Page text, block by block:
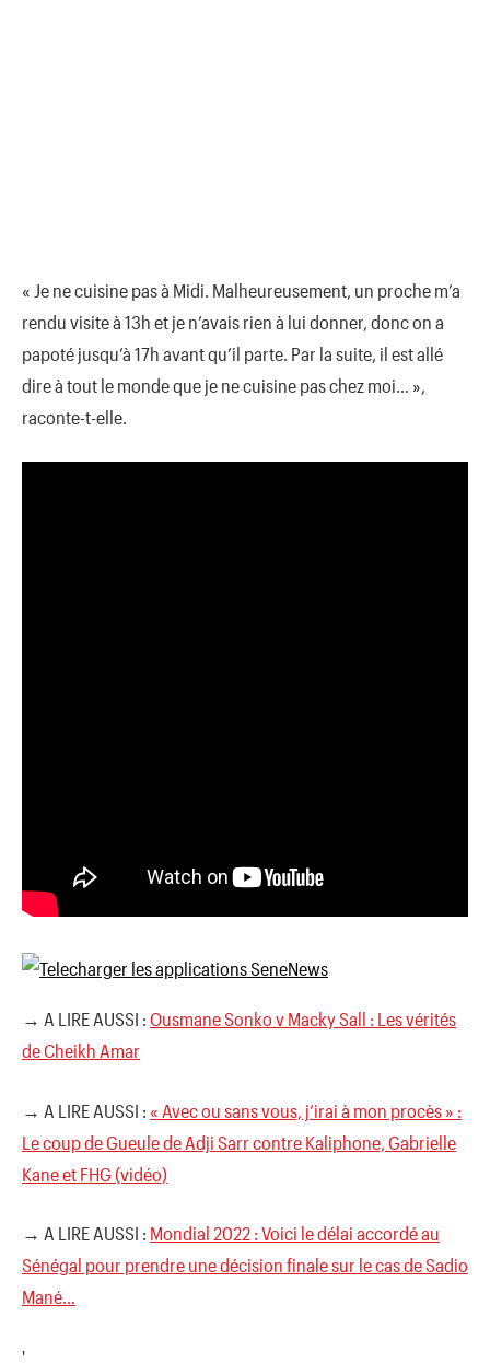
« Je ne cuisine pas à Midi. Malheureusement, un proche m’a
rendu visite à 13h et je n’avais rien à lui donner, donc on a
papoté jusqu’à 17h avant qu’il parte. Par la suite, il est allé
dire à tout le monde que je ne cuisine pas chez moi… »,
raconte-t-elle.
→ A LIRE AUSSI : Ousmane Sonko v Macky Sall : Les vérités
de Cheikh Amar
→ A LIRE AUSSI : « Avec ou sans vous, j’irai à mon procès » :
Le coup de Gueule de Adji Sarr contre Kaliphone, Gabrielle
Kane et FHG (vidéo)
→ A LIRE AUSSI : Mondial 2022 : Voici le délai accordé au
Sénégal pour prendre une décision finale sur le cas de Sadio
Mané…
'